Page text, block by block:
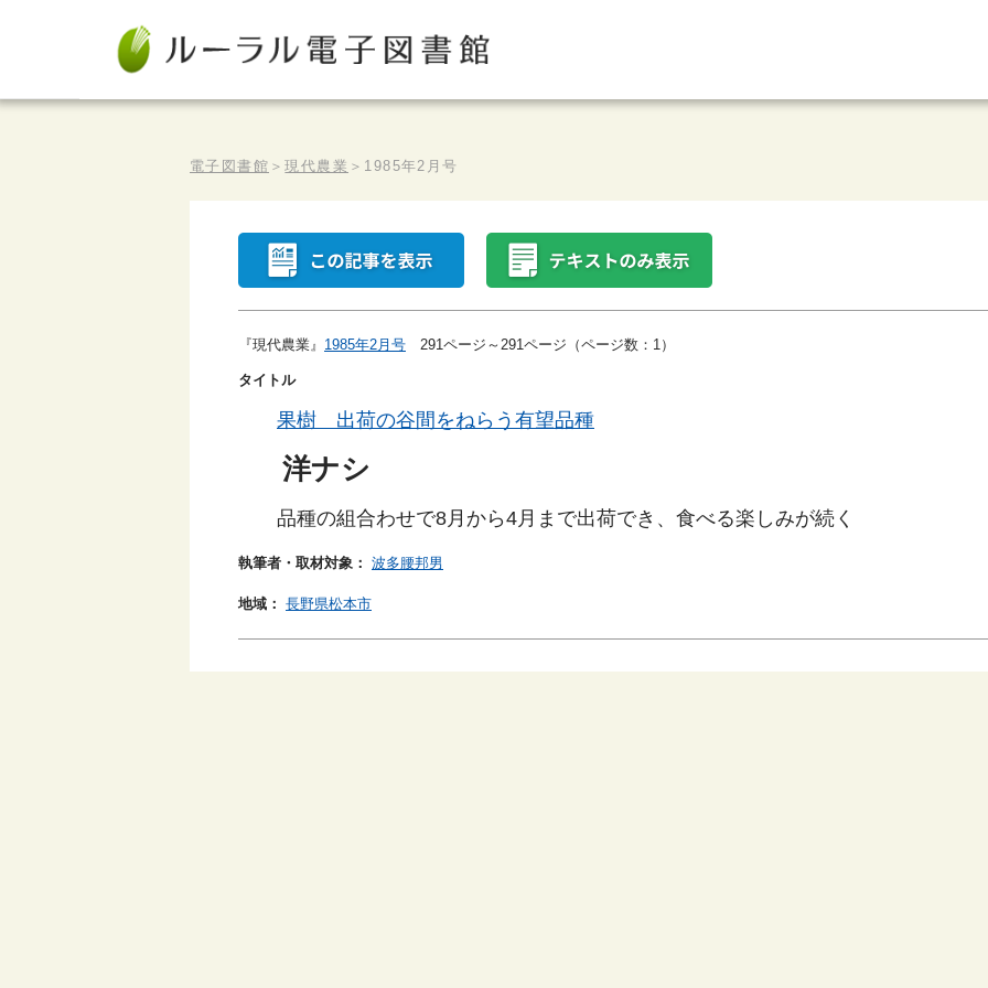
電子図書館 ＞現代農業 ＞ 1985年2月号
『現代農業』 1985年2月号 291ページ～291ページ（ページ数：1）
タイトル
果樹 出荷の谷間をねらう有望品種
洋ナシ
品種の組合わせで8月から4月まで出荷でき、食べる楽しみが続く
執筆者・取材対象： 波多腰邦男
地域： 長野県松本市